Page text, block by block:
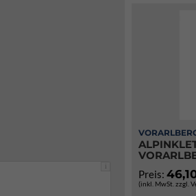
i
Preis:
(inkl. MwSt. zzgl.